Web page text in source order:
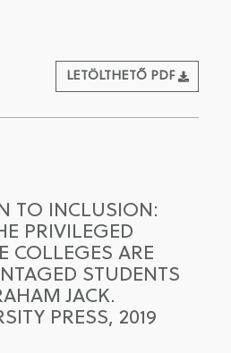
LETÖLTHETŐ PDF
TO INCLUSION:
PRIVILEGED
COLLEGES ARE
STUDENTS
JACK.
PRESS, 2019